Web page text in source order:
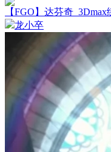
【FGO】达芬奇
龙小卒